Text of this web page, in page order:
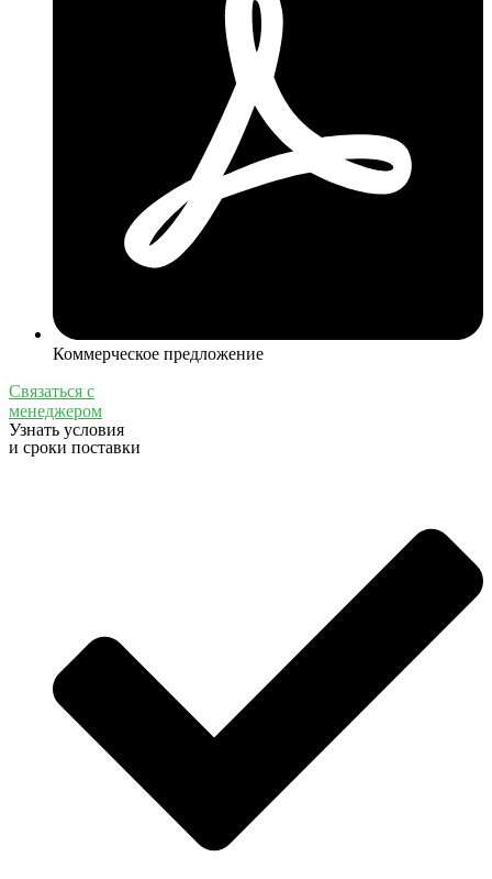
Коммерческое предложение
Связаться с
менеджером
Узнать условия
и сроки поставки